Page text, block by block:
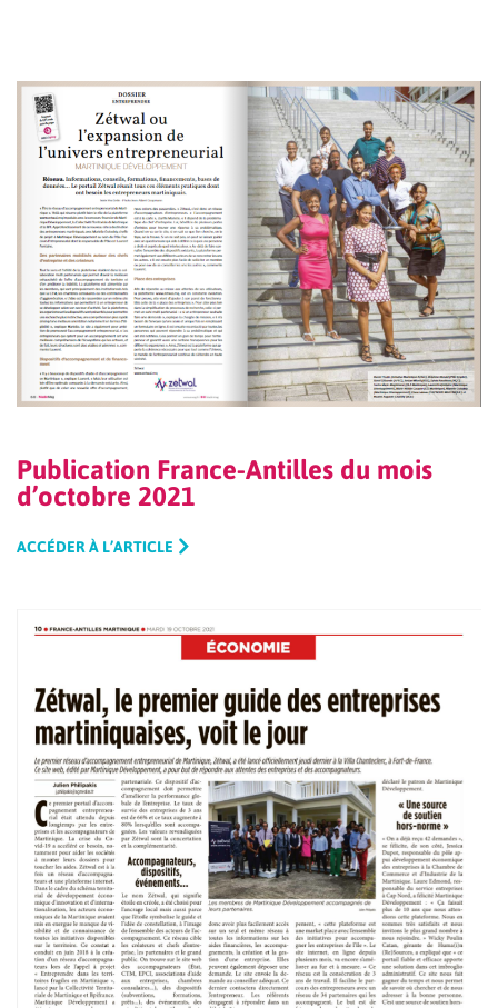
Publication France-Antilles du mois
d’octobre 2021
ACCÉDER À L’ARTICLE